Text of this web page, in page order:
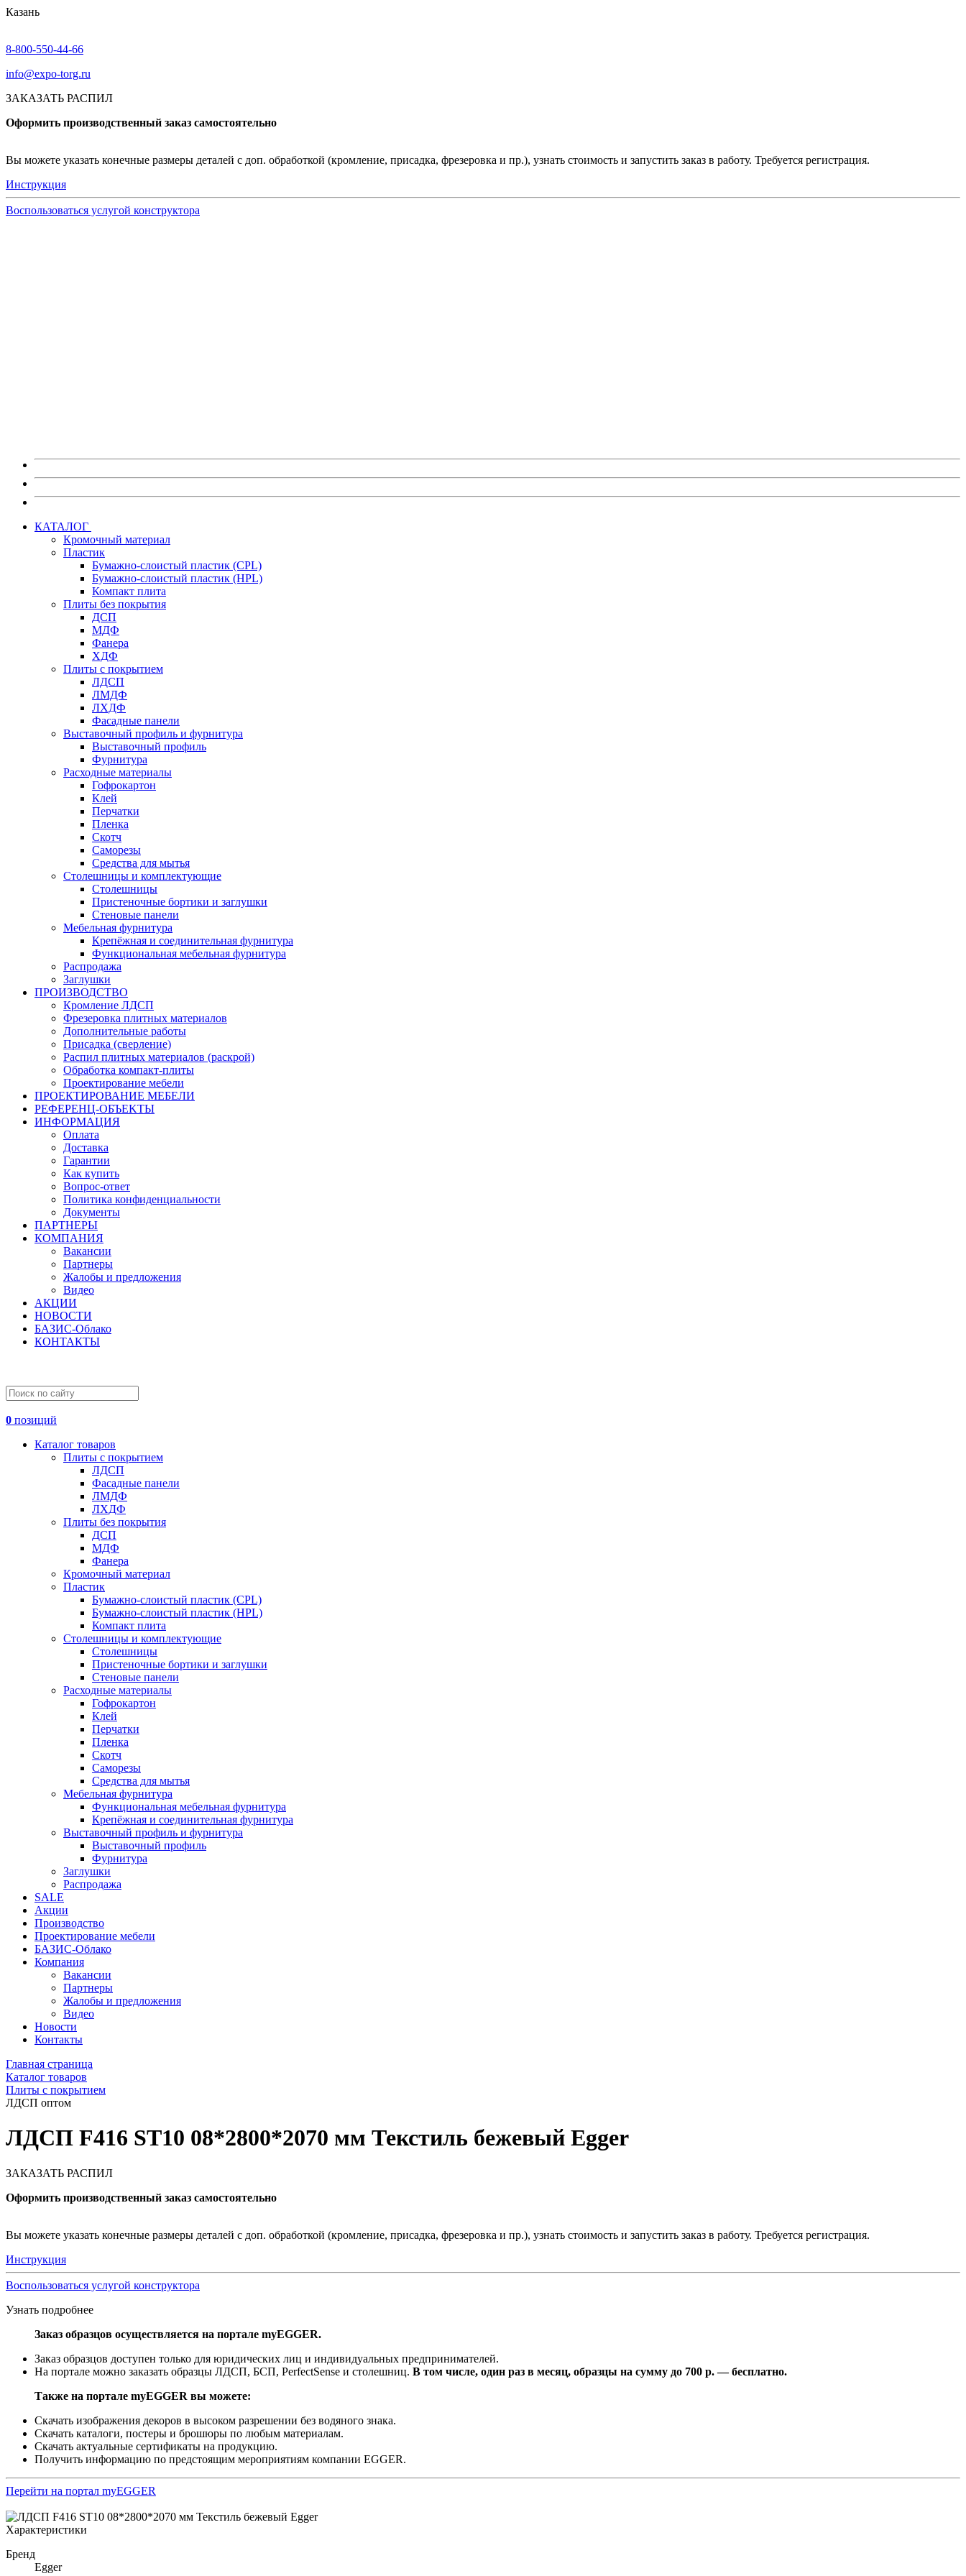
Казань
8-800-550-44-66
info@expo-torg.ru
ЗАКАЗАТЬ РАСПИЛ
Оформить производственный заказ самостоятельно
Вы можете указать конечные размеры деталей с доп. обработкой (кромление, присадка, фрезеровка и пр.), узнать стоимость и запустить заказ в работу. Требуется регистрация.
Инструкция
Воспользоваться услугой конструктора
КАТАЛОГ
Кромочный материал
Пластик
Бумажно-слоистый пластик (CPL)
Бумажно-слоистый пластик (HPL)
Компакт плита
Плиты без покрытия
ДСП
МДФ
Фанера
ХДФ
Плиты с покрытием
ЛДСП
ЛМДФ
ЛХДФ
Фасадные панели
Выставочный профиль и фурнитура
Выставочный профиль
Фурнитура
Расходные материалы
Гофрокартон
Клей
Перчатки
Пленка
Скотч
Саморезы
Средства для мытья
Столешницы и комплектующие
Столешницы
Пристеночные бортики и заглушки
Стеновые панели
Мебельная фурнитура
Крепёжная и соединительная фурнитура
Функциональная мебельная фурнитура
Распродажа
Заглушки
ПРОИЗВОДСТВО
Кромление ЛДСП
Фрезеровка плитных материалов
Дополнительные работы
Присадка (сверление)
Распил плитных материалов (раскрой)
Обработка компакт-плиты
Проектирование мебели
ПРОЕКТИРОВАНИЕ МЕБЕЛИ
РЕФЕРЕНЦ-ОБЪЕKТЫ
ИНФОРМАЦИЯ
Оплата
Доставка
Гарантии
Как купить
Вопрос-ответ
Политика конфиденциальности
Документы
ПАРТНЕРЫ
КОМПАНИЯ
Вакансии
Партнеры
Жалобы и предложения
Видео
АКЦИИ
НОВОСТИ
БАЗИС-Облако
КОНТАКТЫ
0 позиций
Каталог товаров
Плиты с покрытием
ЛДСП
Фасадные панели
ЛМДФ
ЛХДФ
Плиты без покрытия
ДСП
МДФ
Фанера
Кромочный материал
Пластик
Бумажно-слоистый пластик (CPL)
Бумажно-слоистый пластик (HPL)
Компакт плита
Столешницы и комплектующие
Столешницы
Пристеночные бортики и заглушки
Стеновые панели
Расходные материалы
Гофрокартон
Клей
Перчатки
Пленка
Скотч
Саморезы
Средства для мытья
Мебельная фурнитура
Функциональная мебельная фурнитура
Крепёжная и соединительная фурнитура
Выставочный профиль и фурнитура
Выставочный профиль
Фурнитура
Заглушки
Распродажа
SALE
Акции
Производство
Проектирование мебели
БАЗИС-Облако
Компания
Вакансии
Партнеры
Жалобы и предложения
Видео
Новости
Контакты
Главная страница
Каталог товаров
Плиты с покрытием
ЛДСП оптом
ЛДСП F416 ST10 08*2800*2070 мм Текстиль бежевый Egger
ЗАКАЗАТЬ РАСПИЛ
Оформить производственный заказ самостоятельно
Вы можете указать конечные размеры деталей с доп. обработкой (кромление, присадка, фрезеровка и пр.), узнать стоимость и запустить заказ в работу. Требуется регистрация.
Инструкция
Воспользоваться услугой конструктора
Узнать подробнее
Заказ образцов осуществляется на портале myEGGER.
Заказ образцов доступен только для юридических лиц и индивидуальных предпринимателей.
На портале можно заказать образцы ЛДСП, БСП, PerfectSense и столешниц. В том числе, один раз в месяц, образцы на сумму до 700 р. — бесплатно.
Также на портале myEGGER вы можете:
Скачать изображения декоров в высоком разрешении без водяного знака.
Скачать каталоги, постеры и брошюры по любым материалам.
Скачать актуальные сертификаты на продукцию.
Получить информацию по предстоящим мероприятиям компании EGGER.
Перейти на портал myEGGER
Характеристики
Бренд
Egger